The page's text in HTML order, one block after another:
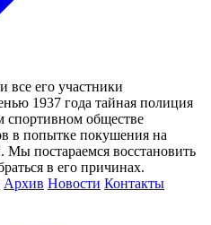
все его участники
1937 года тайная полиция
спортивном обществе
в попытке покушения на
постараемся восстановить
в его причинах.
Архив Новости Контакты